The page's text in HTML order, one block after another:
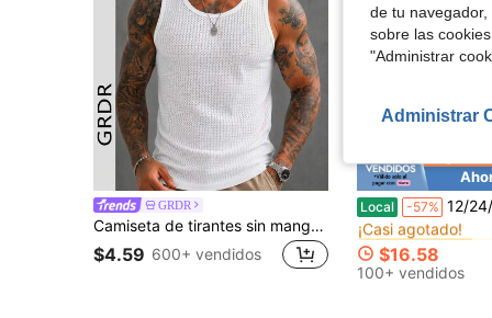
GRDR
Camiseta de tirantes sin mangas de malla hueca de unicolor para hombre
$4.59 600+ vendidos
Local -57% 12/24/48 piezas de vasos de vino de plástico verde vintage, copas de
#1 Más vendidos
¡Casi agotado!
#1 Más vendidos
¡Casi agotado!
#1 Más vendidos
¡Casi agotado!
#1 Más vendidos
¡Casi agotado!
$16.58
100+ vendidos
de tu
sobre las
"Administrar
Administrar